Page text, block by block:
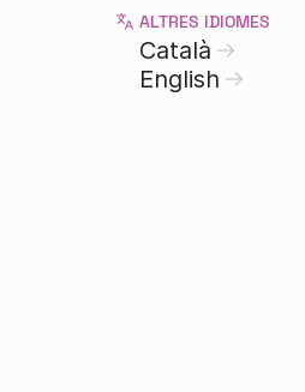
ALTRES IDIOMES
Català
English